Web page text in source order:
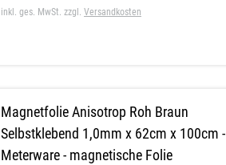
inkl. ges. MwSt. zzgl.Versandkosten
Magnetfolie Anisotrop Roh Braun
Selbstklebend 1,0mm x 62cm x 100cm -
Meterware - magnetische Folie